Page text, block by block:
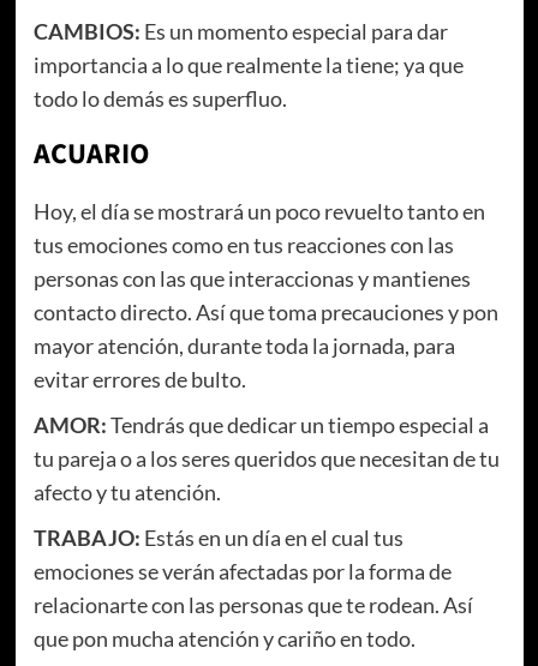
CAMBIOS: Es un momento especial para dar
importancia a lo que realmente la tiene; ya que
todo lo demás es superfluo.
ACUARIO
Hoy, el día se mostrará un poco revuelto tanto en
tus emociones como en tus reacciones con las
personas con las que interaccionas y mantienes
contacto directo. Así que toma precauciones y pon
mayor atención, durante toda la jornada, para
evitar errores de bulto.
AMOR:Tendrás que dedicar un tiempo especial a
tu pareja o a los seres queridos que necesitan de tu
afecto y tu atención.
TRABAJO: Estás en un día en el cual tus
emociones se verán afectadas por la forma de
relacionarte con las personas que te rodean. Así
que pon mucha atención y cariño en todo.